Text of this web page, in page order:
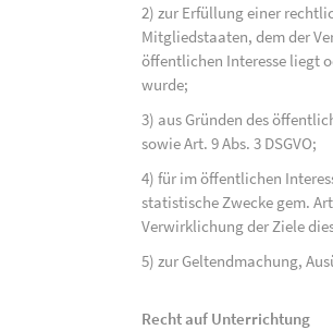
2) zur Erfüllung einer
Mitgliedstaaten, dem der
öffentlichen Interesse liegt
wurde;
3) aus Gründen des
sowie Art. 9 Abs. 3 DSGVO;
4) für im öffentlichen
statistische Zwecke gem.
Verwirklichung der Ziele
5) zur Geltendmachung,
Recht auf Unterrichtung